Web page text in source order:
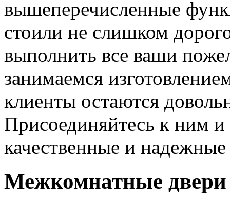
вышеперечисленные
стоили не слишком
выполнить все ваши
занимаемся
клиенты остаются
Присоединяйтесь к ним
качественные и
Межкомнатные двери